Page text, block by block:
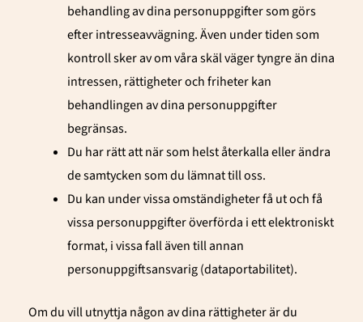
behandling av dina personuppgifter som görs
efter intresseavvägning. Även under tiden som
kontroll sker av om våra skäl väger tyngre än dina
intressen, rättigheter och friheter kan
behandlingen av dina personuppgifter
begränsas.
Du har rätt att när som helst återkalla eller ändra
de samtycken som du lämnat till oss.
Du kan under vissa omständigheter få ut och få
vissa personuppgifter överförda i ett elektroniskt
format, i vissa fall även till annan
personuppgiftsansvarig (dataportabilitet).
Om du vill utnyttja någon av dina rättigheter är du